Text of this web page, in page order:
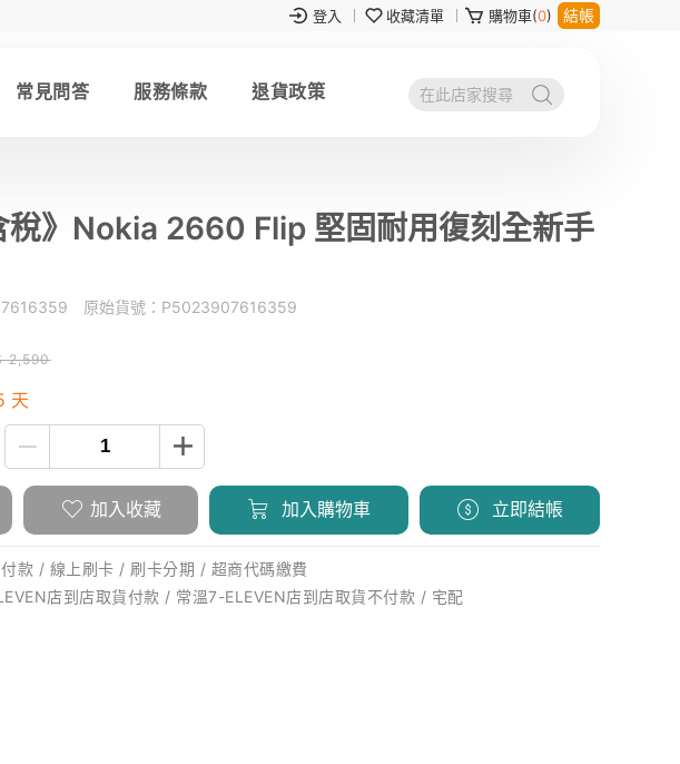
登入 收藏清單 購物車(0) 結帳
常見問答 服務條款 退貨政策
稅》Nokia 2660 Flip 堅固耐用復刻全新手
原始貨號： P5023907616359
2,590
天
加入收藏 加入購物車 立即結帳
款 / 線上刷卡 / 刷卡分期 / 超商代碼繳費
店到店取貨付款 / 常溫7-ELEVEN店到店取貨不付款 / 宅配